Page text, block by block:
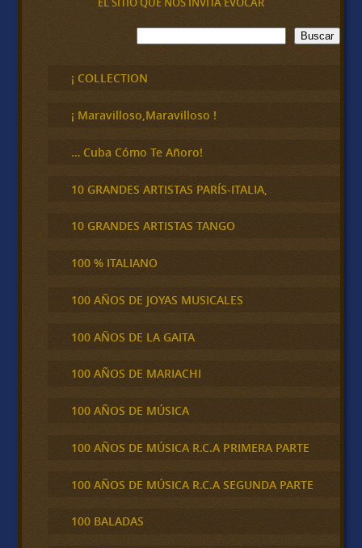
EL SITIO QUE NOS INVITA EVOCAR
B
u
c
a
Buscar
¡ COLLECTION
¡ Maravilloso,Maravilloso !
… Cuba Cómo Te Añoro!
10 GRANDES ARTISTAS PARÍS-ITALIA,
10 GRANDES ARTISTAS TANGO
100 % ITALIANO
100 AÑOS DE JOYAS MUSICALES
100 AÑOS DE LA GAITA
100 AÑOS DE MARIACHI
100 AÑOS DE MÚSICA
100 AÑOS DE MÚSICA R.C.A PRIMERA PARTE
100 AÑOS DE MÚSICA R.C.A SEGUNDA PARTE
100 BALADAS